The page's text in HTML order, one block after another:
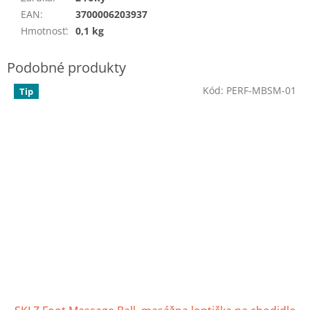
EAN:
3700006203937
Hmotnosť: 0,1 kg
Tip Kód: PERF-MBSM-01